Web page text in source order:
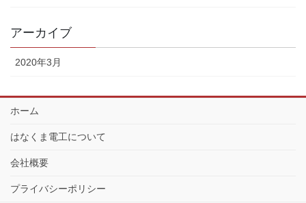
アーカイブ
2020年3月
ホーム
はなくま電工について
会社概要
プライバシーポリシー